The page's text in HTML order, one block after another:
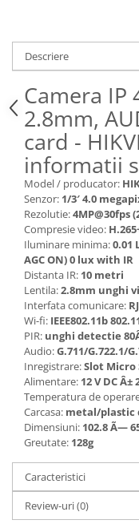
Descriere
Camera IP
2.8mm,
card -
informatii
Model / producator:
Senzor: 1/3′ 4.0
Rezolutie:4MP@30fps
Compresie video:
Iluminare minima:0.01
AGC ON) 0 lux with IR
Distanta IR: 10 metri
Lentila:2.8mm unghi
Interfata comunicare:
Wi-fi: IEEE802.11b
PIR: unghi detectie
Audio:G.711/G.722.1/
Inregistrare:Slot Micro
Alimentare: 12 V DC
Temperatura de
Carcasa: metal/plastic
Dimensiuni: 102.8 Ã—
Greutate: 128g
Caracteristici
Review-uri(0)